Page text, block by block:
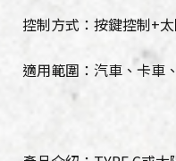
控制方式：按鍵控制+
適用範圍：汽車、卡車